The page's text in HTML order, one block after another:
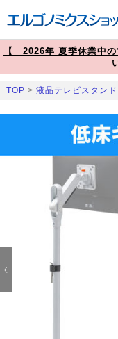
【 2026年 夏季休業中
TOP > 液晶テレビスタン